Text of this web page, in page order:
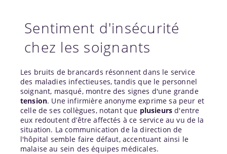
Sentiment d'insécurité
chez les soignants
Les bruits de brancards résonnent dans le service
des maladies infectieuses, tandis que le personnel
soignant, masqué, montre des signes d'une grande
tension. Une infirmière anonyme exprime sa peur et
celle de ses collègues, notant que plusieurs d'entre
eux redoutent d’être affectés à ce service au vu de la
situation. La communication de la direction de
l'hôpital semble faire défaut, accentuant ainsi le
malaise au sein des équipes médicales.